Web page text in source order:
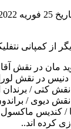
از کمپانی
مان در نقش
در نقش
کتی /
نقش دیوی /
/ کندیس
کرده اند..